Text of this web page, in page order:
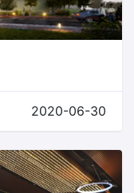
2020-06-30